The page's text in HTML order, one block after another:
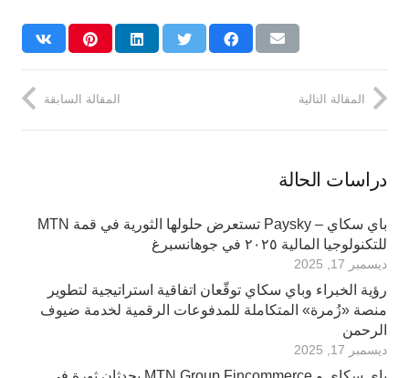
المقالة السابقة المقالة التالية
دراسات الحالة
باي سكاي – Paysky تستعرض حلولها الثورية في قمة MTN
للتكنولوجيا المالية ٢٠٢٥ في جوهانسبرغ
ديسمبر 17, 2025
رؤية الخبراء وباي سكاي توقّعان اتفاقية استراتيجية لتطوير
منصة «زُمرة» المتكاملة للمدفوعات الرقمية لخدمة ضيوف
الرحمن
ديسمبر 17, 2025